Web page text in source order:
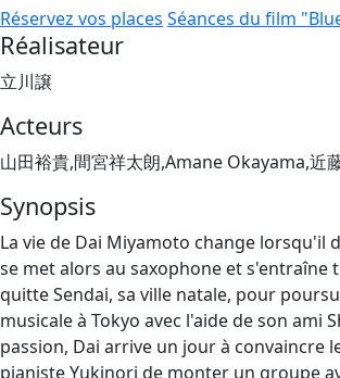
Réservez vos places Séances du film
Réalisateur
立川譲
Acteurs
山田裕貴,間宮祥太朗,Amane Okayama,近
Synopsis
La vie de Dai Miyamoto change lorsqu'il
se met alors au saxophone et s'entraîne
quitte Sendai, sa ville natale, pour
musicale à Tokyo avec l'aide de son ami
passion, Dai arrive un jour à convaincre
pianiste Yukinori de monter un groupe